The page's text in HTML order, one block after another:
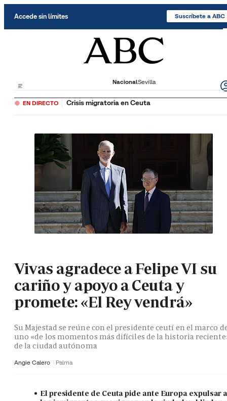
Accede sin límites Suscríbete a ABC
NacionalSevilla
EN DIRECTO Crisis migratoria en Ceuta
Vivas agradece a Felipe VI su
cariño y apoyo a Ceuta y
promete: «El Rey vendrá»
Su Majestad se reúne con el presidente ceutí en el marco
uno «de los momentos más difíciles de la historia
de la ciudad autónoma
Angie Calero Palma
El presidente de Ceuta pide ante Europa expulsar